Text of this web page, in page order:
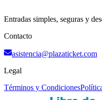
Entradas simples, seguras y
Contacto
asistencia@plazaticket.com
Legal
Términos y Condiciones